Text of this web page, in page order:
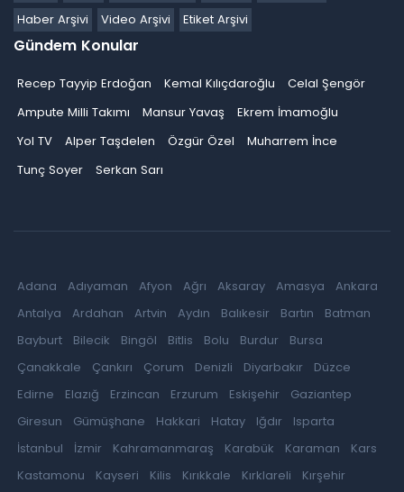
Haber Arşivi
Video Arşivi Etiket Arşivi
Gündem Konular
Recep Tayyip Erdoğan Kemal Kılıçdaroğlu
Celal Şengör
Ampute Milli Takımı
Mansur Yavaş
Ekrem İmamoğlu
Yol TV
Alper Taşdelen Özgür Özel
Muharrem İnce
Tunç Soyer
Serkan Sarı
Adana Adıyaman Afyon Ağrı Aksaray Amasya
Ankara
Antalya
Ardahan Artvin Aydın Balıkesir Bartın
Batman
Bayburt
Bilecik Bingöl Bitlis Bolu Burdur
Bursa
Çanakkale
Çankırı Çorum Denizli Diyarbakır
Düzce
Edirne
Elazığ Erzincan Erzurum Eskişehir
Gaziantep
Giresun
Gümüşhane Hakkari Hatay Iğdır
Isparta
İstanbul
İzmir Kahramanmaraş Karabük Karaman
Kars
Kastamonu
Kayseri Kilis Kırıkkale Kırklareli
Kırşehir